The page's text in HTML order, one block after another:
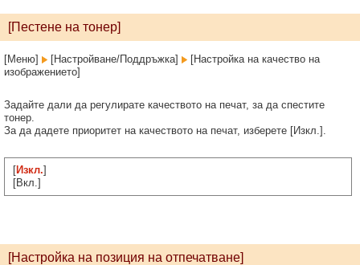
[Пестене на тонер]
[Меню] [Настройване/Поддръжка]
[Настройка на качество на
изображението]
Задайте дали да регулирате качеството на печат, за да спестите
тонер.
За да дадете приоритет на качеството на печат, изберете [Изкл.].
[Изкл.]
[Вкл.]
[Настройка на позиция на отпечатване]